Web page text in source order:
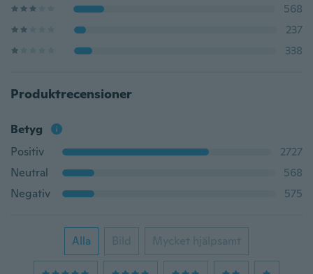
568
237
338
Produktrecensioner
Betyg
Positiv
2727
Neutral
568
Negativ
575
Alla Bild Mycket hjälpsamt